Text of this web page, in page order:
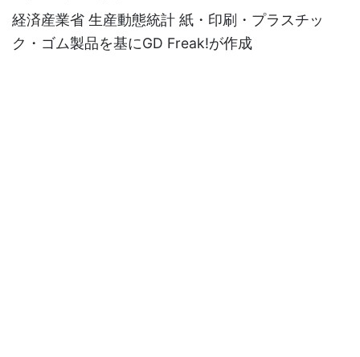
経済産業省 生産動態統計 紙・印刷・プラスチッ
ク・ゴム製品を基にGD Freak!が作成